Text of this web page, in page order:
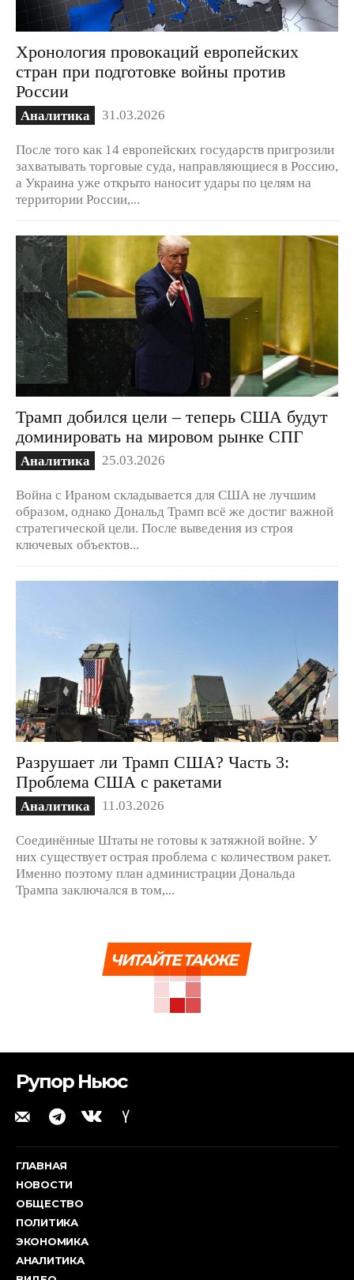
Хронология провокаций европейских
стран при подготовке войны против
России
Аналитика 31.03.2026
После того как 14 европейских государств пригрозили
захватывать торговые суда, направляющиеся в Россию,
а Украина уже открыто наносит удары по целям на
территории России,...
Трамп добился цели – теперь США будут
доминировать на мировом рынке СПГ
Аналитика 25.03.2026
Война с Ираном складывается для США не лучшим
образом, однако Дональд Трамп всё же достиг важной
стратегической цели. После выведения из строя
ключевых объектов...
Разрушает ли Трамп США? Часть 3:
Проблема США с ракетами
Аналитика 11.03.2026
Соединённые Штаты не готовы к затяжной войне. У
них существует острая проблема с количеством ракет.
Именно поэтому план администрации Дональда
Трампа заключался в том,...
ЧИТАЙТЕ ТАКЖЕ
Рупор Ньюс
ГЛАВНАЯ
НОВОСТИ
ОБЩЕСТВО
ПОЛИТИКА
ЭКОНОМИКА
АНАЛИТИКА